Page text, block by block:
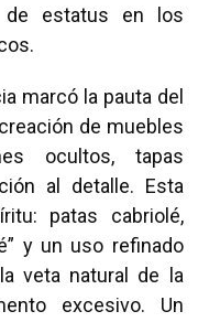
de estatus en los
marcó la pauta del
de muebles
ocultos, tapas
al detalle. Esta
patas cabriolé,
y un uso refinado
veta natural de la
excesivo. Un